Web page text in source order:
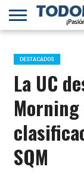
PRIMERA
B
SELECCIÓN
CHILENA
CHILENOS
EN EL
MUNDO
FÚTBOL
INTERNACIONAL
DESTACADOS
La UC
Morning
SQM